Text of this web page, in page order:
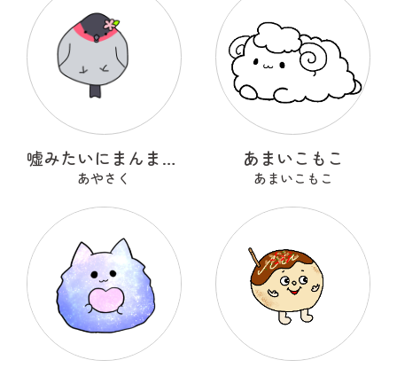
嘘みたいにまんまるなウソ
あやさく
あまいこもこ
あまいこもこ